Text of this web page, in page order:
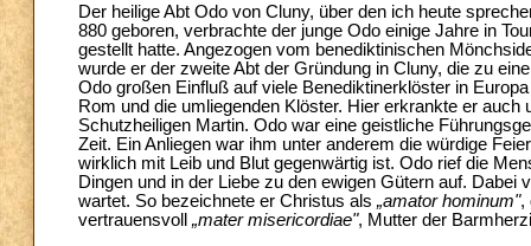
Der heilige Abt Odo von Cluny, über den ich heute
880 geboren, verbrachte der junge Odo einige Jahre in
gestellt hatte. Angezogen vom benediktinischen
wurde er der zweite Abt der Gründung in Cluny, die zu
Odo großen Einfluß auf viele Benediktinerklöster in
Rom und die umliegenden Klöster. Hier erkrankte er
Schutzheiligen Martin. Odo war eine geistliche
Zeit. Ein Anliegen war ihm unter anderem die würdige
wirklich mit Leib und Blut gegenwärtig ist. Odo rief die
Dingen und in der Liebe zu den ewigen Gütern auf.
wartet. So bezeichnete er Christus als „amator hominum",
vertrauensvoll „mater misericordiae", Mutter der